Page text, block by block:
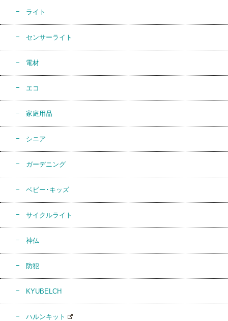
ライト
センサーライト
電材
エコ
家庭用品
シニア
ガーデニング
ベビー･キッズ
サイクルライト
神仏
防犯
KYUBELCH
ハルンキット